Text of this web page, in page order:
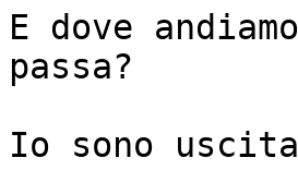
E dove
passa?
Io sono